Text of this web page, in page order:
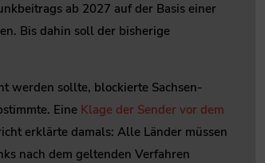
ab 2027 auf der Basis einer
Bis dahin soll der bisherige
werden sollte, blockierte Sachsen-
Eine Klage der Sender vor dem
erklärte damals: Alle Länder müssen
nach dem geltenden Verfahren